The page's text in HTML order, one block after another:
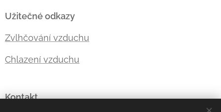
Užitečné odkazy
Zvlhčování vzduchu
Chlazení vzduchu
Kontakt